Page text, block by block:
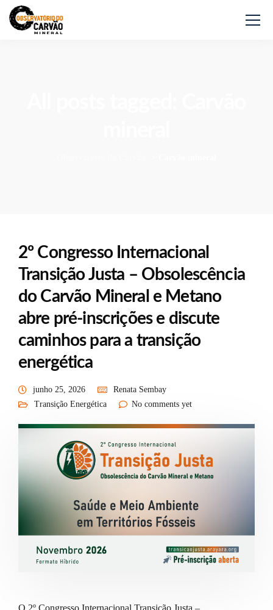
2º Congresso Internacional
Transição Justa – Obsolescência
do Carvão Mineral e Metano
abre pré-inscrições e discute
caminhos para a transição
energética
junho 25, 2026
Renata Sembay
Transição Energética
No comments yet
O 2º Congresso Internacional Transição Justa –